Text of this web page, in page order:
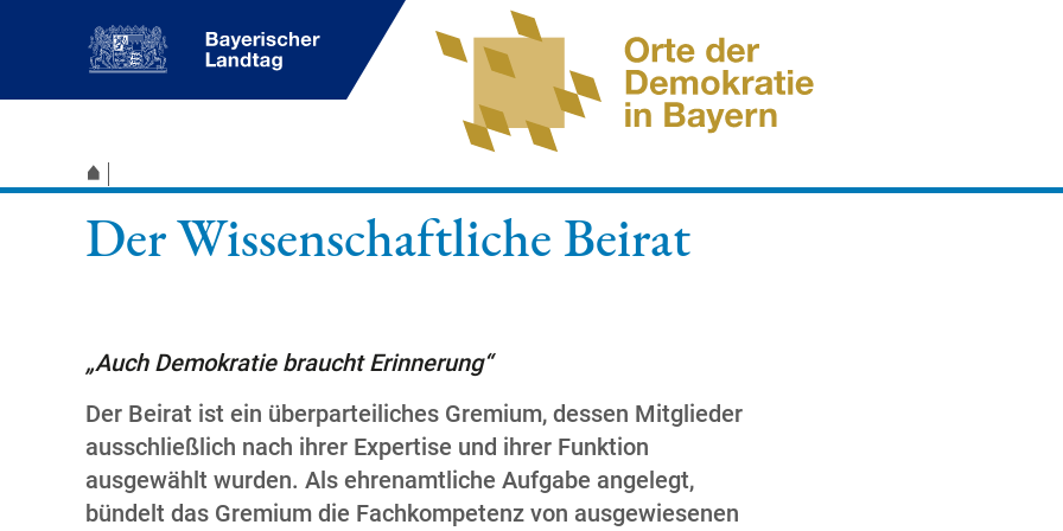
Der Wissenschaftliche Beirat
„Auch Demokratie braucht Erinnerung“
Der Beirat ist ein überparteiliches Gremium, dessen Mitglieder
ausschließlich nach ihrer Expertise und ihrer Funktion
ausgewählt wurden. Als ehrenamtliche Aufgabe angelegt,
bündelt das Gremium die Fachkompetenz von ausgewiesenen